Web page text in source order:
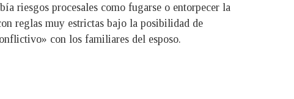
riesgos procesales como fugarse o entorpecer la
reglas muy estrictas bajo la posibilidad de
con los familiares del esposo.